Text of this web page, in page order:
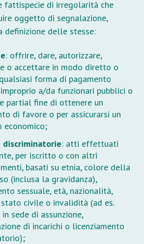
fattispecie di irregolarità che
oggetto di segnalazione,
definizione delle stesse:
: offrire, dare, autorizzare,
o accettare in modo diretto o
forma di pagamento
a/da funzionari pubblici o
partial fine di ottenere un
di favore o per assicurarsi un
economico;
: atti effettuati
per iscritto o con altri
basati su etnia, colore della
(inclusa la gravidanza),
sessuale, età, nazionalità,
civile o invalidità (ad es.
sede di assunzione,
di incarichi o licenziamento